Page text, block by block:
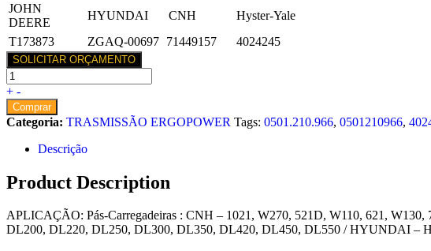
JOHN
DEERE
HYUNDAI CNH
Hyster-Yale
T173873
ZGAQ-00697 71449157 4024245
SOLICITAR ORÇAMENTO
+ -
Comprar
Categoria: TRASMISSÃO ERGOPOWER Tags: 0501.210.966, 0501210966,
Descrição
Product Description
APLICAÇÃO: Pás-Carregadeiras : CNH – 1021, W270, 521D, W110, 621,
DL200, DL220, DL250, DL300, DL350, DL420, DL450, DL550 / HYUNDAI –